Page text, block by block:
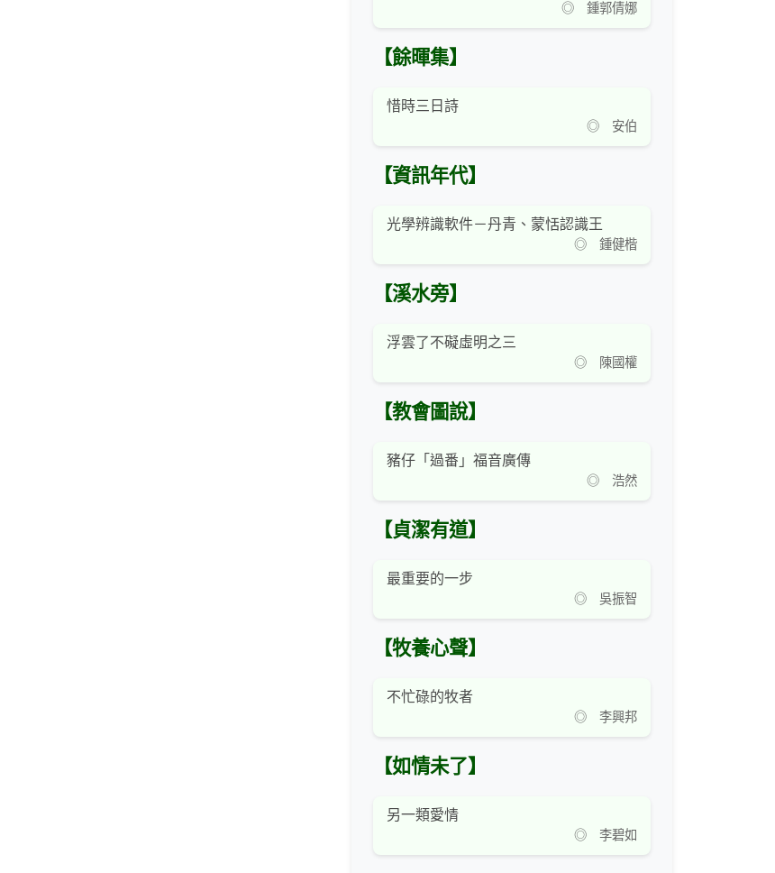
◎ 鍾郭倩娜
【餘暉集】
惜時三日詩
◎ 安伯
【資訊年代】
光學辨識軟件－丹青、蒙恬認識王
◎ 鍾健楷
【溪水旁】
浮雲了不礙虛明之三
◎ 陳國權
【教會圖說】
豬仔「過番」福音廣傳
◎ 浩然
【貞潔有道】
最重要的一步
◎ 吳振智
【牧養心聲】
不忙碌的牧者
◎ 李興邦
【如情未了】
另一類愛情
◎ 李碧如